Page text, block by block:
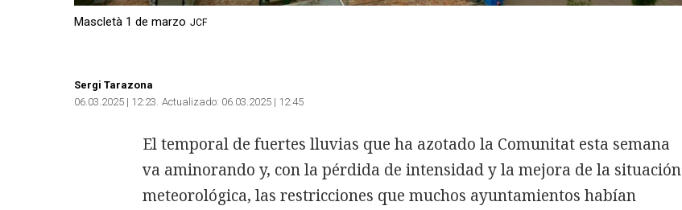
Mascletà 1 de marzo JCF
Sergi Tarazona
06.03.2025 | 12:23 Actualizado: 06.03.2025 | 12:45
El temporal de fuertes lluvias que ha azotado la Comunitat esta semana
va aminorando y, con la pérdida de intensidad y la mejora de la situación
meteorológica, las restricciones que muchos ayuntamientos habían